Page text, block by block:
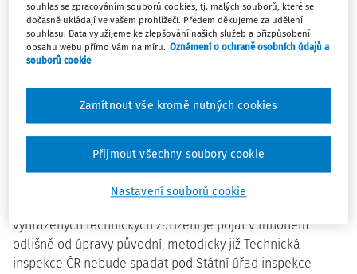
zastaralými právními předpisy ze 70. let minulého století.
Jak je po přečtení návrh zákona zřejmé, implementuje
příslušné předpisy Evropské unie a upravuje požadavky na
ochranu zdraví při práci pro celou dobu používání
u určených druhů již provozovaných vyhrazených
technických zařízení, stanoví i požadavky na jejich montáž
a uvádění do provozu.
vyhrazených technických zařízení je pojat v mnohém
odlišně od úpravy původní, metodicky již Technická
inspekce ČR nebude spadat pod Státní úřad inspekce
souhlas se zpracováním souborů cookies, tj. malých souborů, které se
dočasně ukládají ve vašem prohlížeči. Předem děkujeme za udělení
souhlasu. Data využijeme ke zlepšování našich služeb a přizpůsobení
obsahu webu přímo Vám na míru. Oznámení o ochraně osobních údajů a
souborů cookie
Nastavení souborů cookie
Zamítnout vše kromě nutných cookies
Přijmout všechny soubory cookie